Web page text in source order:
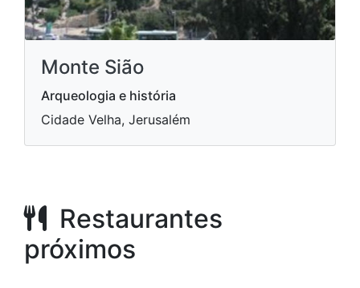
Monte Sião
Arqueologia e história
Cidade Velha, Jerusalém
Restaurantes
próximos